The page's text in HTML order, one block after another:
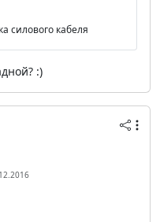
силового кабеля
:)